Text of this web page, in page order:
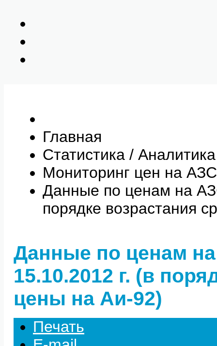
Главная
Статистика / Аналитика
Мониторинг цен на
Данные по ценам на
порядке возрастания
Данные по ценам
15.10.2012 г. (в
цены на Аи-92)
Печать